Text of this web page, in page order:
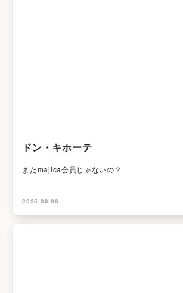
ドン・キホーテ
まだmajica会員じゃないの？
2025.08.08